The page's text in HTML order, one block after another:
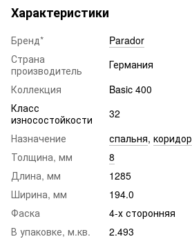
Характеристики
Бренд*
Parador
Страна
производитель
Германия
Коллекция
Basic 400
Класс
износостойкости
32
Назначение
спальня, коридор
Толщина, мм
8
Длина, мм
1285
Ширина, мм
194.0
Фаска
4-х сторонняя
В упаковке, м.кв.
2.493